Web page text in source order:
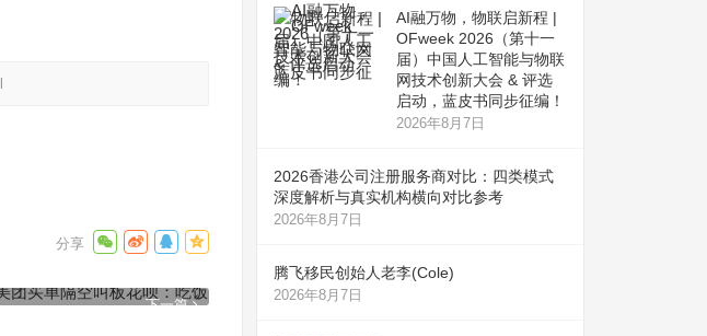
下一篇
AI融万物，物联启新程 |
OFweek 2026（第十一
届）中国人工智能与物联
网技术创新大会 & 评选
启动，蓝皮书同步征编！
2026年8月7日
2026香港公司注册服务商对比：四类模式
深度解析与真实机构横向对比参考
2026年8月7日
腾飞移民创始人老李(Cole)
2026年8月7日